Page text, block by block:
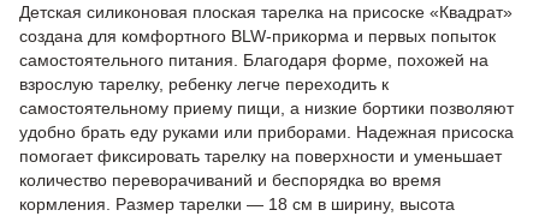
Детская силиконовая плоская тарелка на присоске «Квадрат»
создана для комфортного BLW-прикорма и первых попыток
самостоятельного питания. Благодаря форме, похожей на
взрослую тарелку, ребенку легче переходить к
самостоятельному приему пищи, а низкие бортики позволяют
удобно брать еду руками или приборами. Надежная присоска
помогает фиксировать тарелку на поверхности и уменьшает
количество переворачиваний и беспорядка во время
кормления. Размер тарелки — 18 см в ширину, высота